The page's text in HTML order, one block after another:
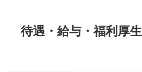
待遇・給与・福利厚生